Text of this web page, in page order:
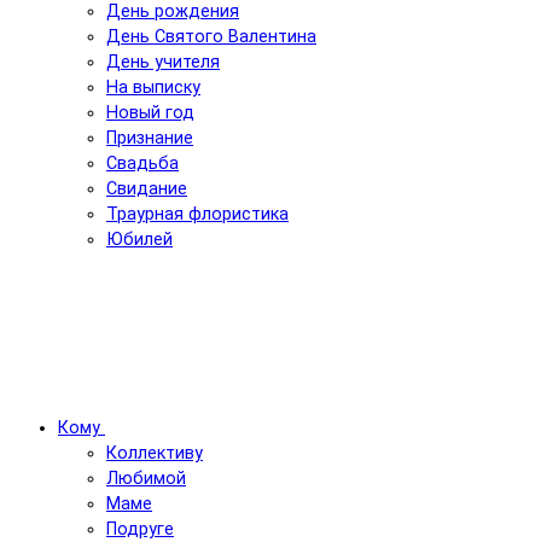
День рождения
День Святого Валентина
День учителя
На выписку
Новый год
Признание
Свадьба
Свидание
Траурная флористика
Юбилей
Кому
Коллективу
Любимой
Маме
Подруге